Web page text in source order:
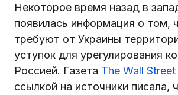
Некоторое время назад в
появилась информация о
требуют от Украины
уступок для урегулирования
Россией. Газета The Wall
ссылкой на источники писала,